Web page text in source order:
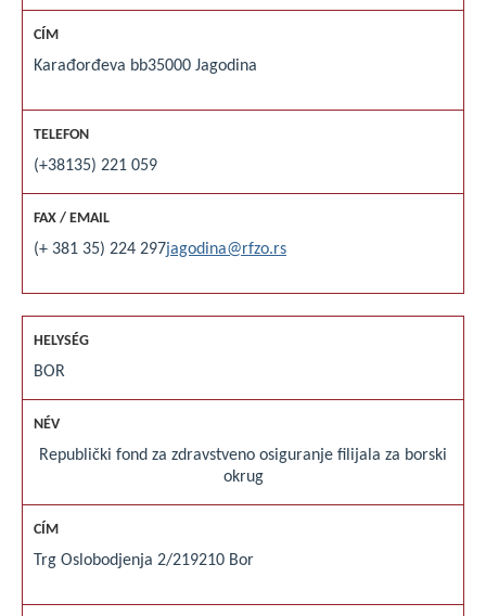
Karađorđeva bb35000 Jagodina
(+38135) 221 059
(+ 381 35) 224 297jagodina@rfzo.rs
BOR
Republički fond za zdravstveno osiguranje filijala za borski
okrug
Trg Oslobodjenja 2/219210 Bor